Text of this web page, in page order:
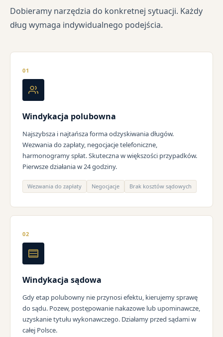
Dobieramy narzędzia do konkretnej sytuacji. Każdy
dług wymaga indywidualnego podejścia.
01
Windykacja polubowna
Najszybsza i najtańsza forma odzyskiwania długów.
Wezwania do zapłaty, negocjacje telefoniczne,
harmonogramy spłat. Skuteczna w większości przypadków.
Pierwsze działania w 24 godziny.
Wezwania do zapłaty Negocjacje Brak kosztów sądowych
02
Windykacja sądowa
Gdy etap polubowny nie przynosi efektu, kierujemy sprawę
do sądu. Pozew, postępowanie nakazowe lub upominawcze,
uzyskanie tytułu wykonawczego. Działamy przed sądami w
całej Polsce.